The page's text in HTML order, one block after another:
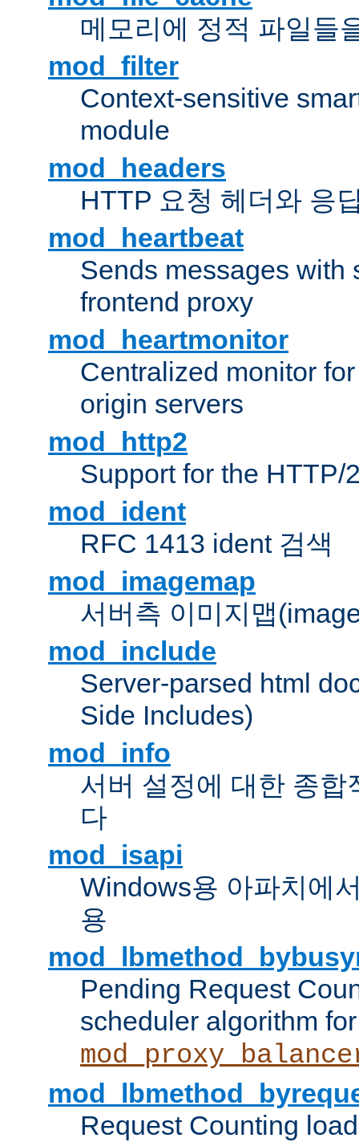
메모리에 정적 파일들
mod_filter
Context-sensitive
module
mod_headers
HTTP 요청 헤더와 응
mod_heartbeat
Sends messages with
frontend proxy
mod_heartmonitor
Centralized monitor
origin servers
mod_http2
Support for the HTTP/
mod_ident
RFC 1413 ident 검색
mod_imagemap
서버측 이미지맵
mod_include
Server-parsed html
Side Includes)
mod_info
서버 설정에 대한 종합
다
mod_isapi
Windows용 아파치에
용
Pending Request
scheduler algorithm for
Request Counting